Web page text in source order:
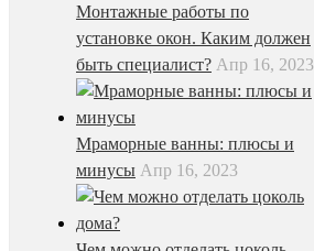
Монтажные работы по
установке окон. Каким должен
быть специалист? Апр 16, 2023
Мраморные ванны: плюсы и
минусы Апр 16, 2023